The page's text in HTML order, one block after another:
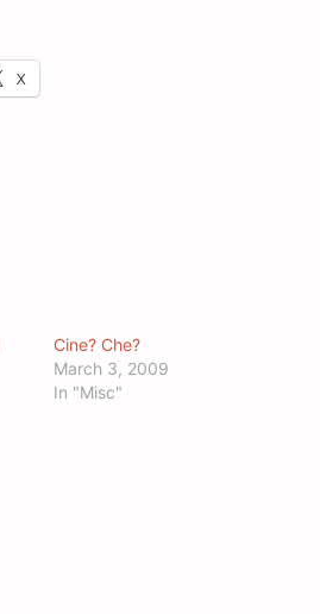
X
Cine? Che?
March 3, 2009
In "Misc"